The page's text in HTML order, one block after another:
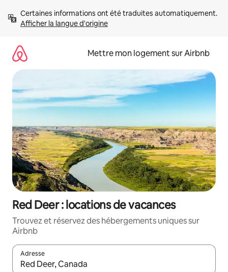
directement
Afficher la langue d'origine
Mettre mon logement sur Airbnb
Red Deer : locations de vacances
Trouvez et réservez des hébergements uniques sur
Airbnb
Adresse
Lorsque les résultats s'affichent, utilisez les flèches vers le